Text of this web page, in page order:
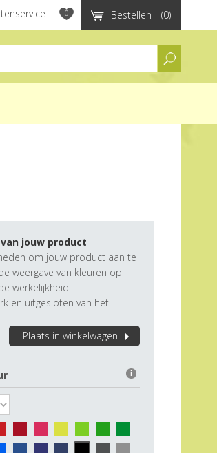
Bestellen (0)
0
jouw product
om jouw product aan te
weergave van kleuren op
werkelijkheid.
en uitgesloten van het
Plaats in winkelwagen
i